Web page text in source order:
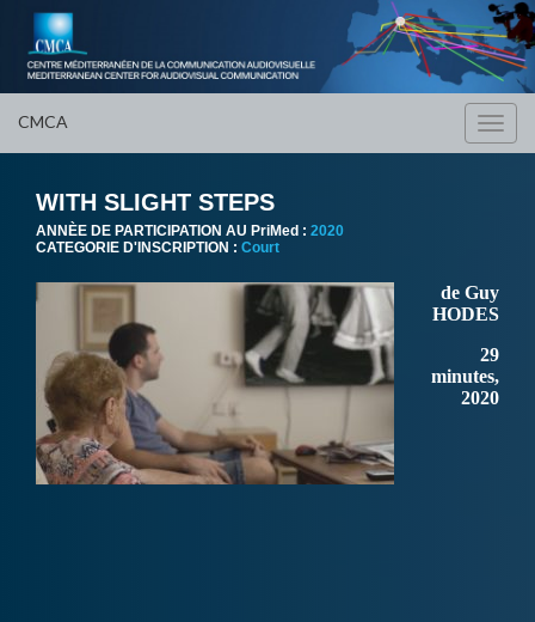
CMCA
WITH SLIGHT STEPS
ANNÈE DE PARTICIPATION AU PriMed : 2020
CATEGORIE D'INSCRIPTION : Court
de Guy
HODES
29
minutes,
2020